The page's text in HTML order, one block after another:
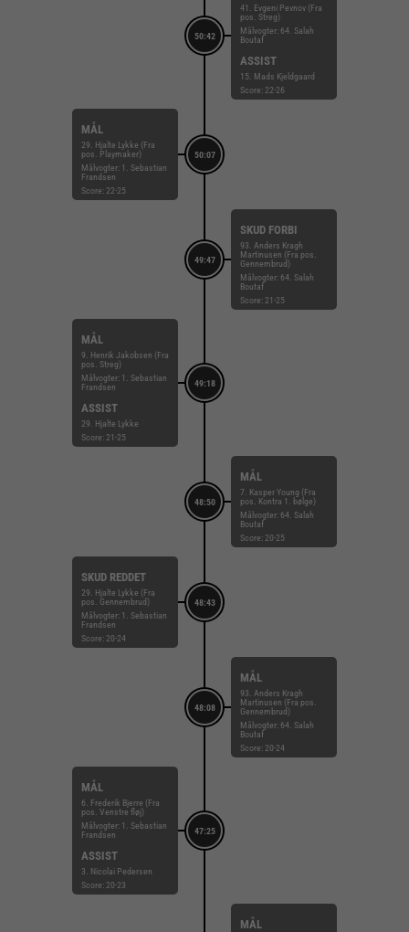
50:42
41. Evgeni Pevnov (Fra
pos. Streg)
Målvogter: 64. Salah
Boutaf
ASSIST
15. Mads Kjeldgaard
Score: 22-26
50:07
MÅL
29. Hjalte Lykke (Fra
pos. Playmaker)
Målvogter: 1. Sebastian
Frandsen
Score: 22-25
49:47
SKUD FORBI
93. Anders Kragh
Martinusen (Fra pos.
Gennembrud)
Målvogter: 64. Salah
Boutaf
Score: 21-25
49:18
MÅL
9. Henrik Jakobsen (Fra
pos. Streg)
Målvogter: 1. Sebastian
Frandsen
ASSIST
29. Hjalte Lykke
Score: 21-25
48:50
MÅL
7. Kasper Young (Fra
pos. Kontra 1. bølge)
Målvogter: 64. Salah
Boutaf
Score: 20-25
48:43
SKUD REDDET
29. Hjalte Lykke (Fra
pos. Gennembrud)
Målvogter: 1. Sebastian
Frandsen
Score: 20-24
48:08
MÅL
93. Anders Kragh
Martinusen (Fra pos.
Gennembrud)
Målvogter: 64. Salah
Boutaf
Score: 20-24
47:25
MÅL
6. Frederik Bjerre (Fra
pos. Venstre fløj)
Målvogter: 1. Sebastian
Frandsen
ASSIST
3. Nicolai Pedersen
Score: 20-23
MÅL